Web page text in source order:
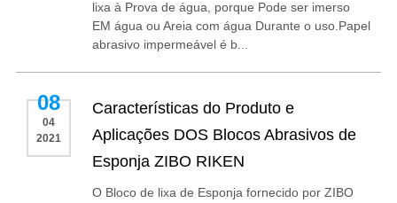
lixa à Prova de água, porque Pode ser imerso
EM água ou Areia com água Durante o uso.Papel
abrasivo impermeável é b...
08
04
2021
Características do Produto e
Aplicações DOS Blocos Abrasivos de
Esponja ZIBO RIKEN
O Bloco de lixa de Esponja fornecido por ZIBO